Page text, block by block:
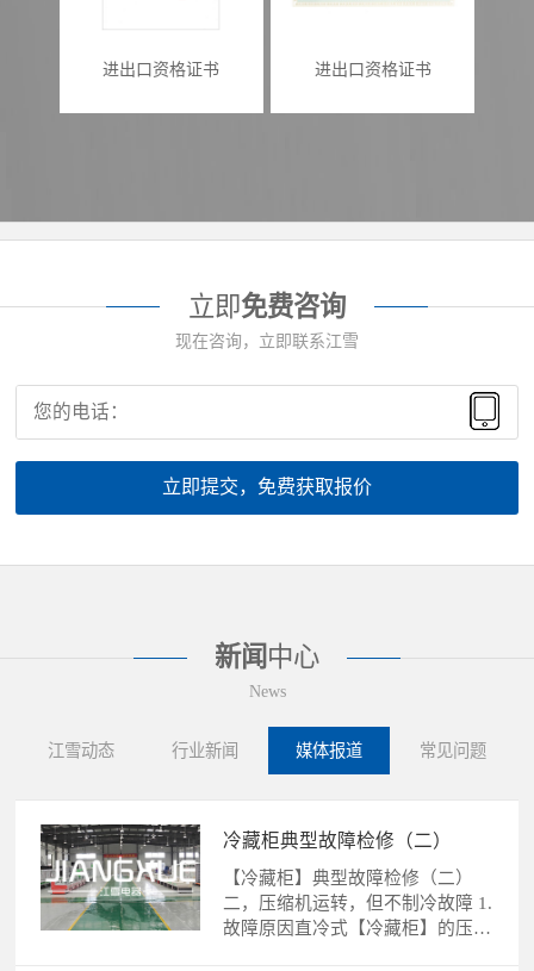
进出口资格证书 进出口资格证书
立即免费咨询
现在咨询，立即联系江雪
立即提交，免费获取报价
新闻 中心
News
江雪动态 行业新闻 媒体报道 常见问题
冷藏柜典型故障检修（二）
【冷藏柜】典型故障检修（二）
二，压缩机运转，但不制冷故障 1.
故障原因直冷式【冷藏柜】的压缩